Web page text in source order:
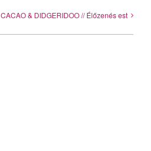
CACAO & DIDGERIDOO // Élőzenés est